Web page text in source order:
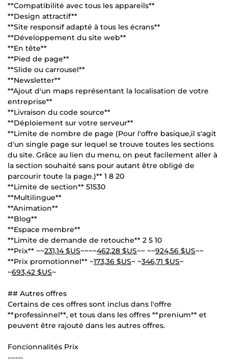
**Compatibilité avec tous les appareils**
**Design attractif**
**Site responsif adapté à tous les écrans**
**Développement du site web**
**En tête**
**Pied de page**
**Slide ou carrousel**
**Newsletter**
**Ajout d'un maps représentant la localisation de votre
entreprise**
**Livraison du code source**
**Déploiement sur votre serveur**
**Limite de nombre de page (Pour l'offre basique,il s'agit
d'un single page sur lequel se trouve toutes les sections
du site. Grâce au lien du menu, on peut facilement aller à
la section souhaité sans pour autant être obligé de
parcourir toute la page.)** 1 8 20
**Limite de section** 51530
**Multilingue**
**Animation**
**Blog**
**Espace membre**
**Limite de demande de retouche** 2 5 10
**Prix** ~~231,14 $US~~~~462,28 $US~~ ~~924,56 $US~~
**Prix promotionnel** ~173,36 $US~ ~346,71 $US~
~693,42 $US~
## Autres offres
Certains de ces offres sont inclus dans l'offre
**professinnel**, et tous dans les offres **prenium** et
peuvent être rajouté dans les autres offres.
Foncionnalités Prix
------